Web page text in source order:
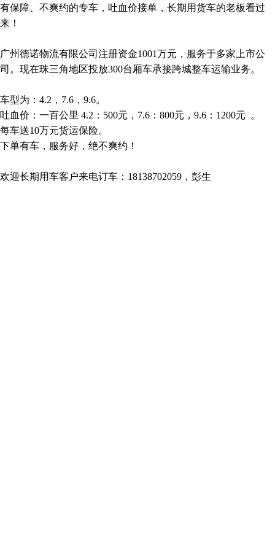
有保障、不爽约的专车，吐血价接单，长期用货车的老板看过
来！
广州德诺物流有限公司注册资金1001万元，服务于多家上市公
司。现在珠三角地区投放300台厢车承接跨城整车运输业务。
车型为：4.2，7.6，9.6。
吐血价：一百公里 4.2：500元，7.6：800元，9.6：1200元 。
每车送10万元货运保险。
下单有车，服务好，绝不爽约！
欢迎长期用车客户来电订车：18138702059，彭生